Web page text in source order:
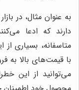
به عنوان مثال، در
دارند که ادعا
متاسفانه، بسیاری
با قیمت‌های بالا به
می‌توانید از این